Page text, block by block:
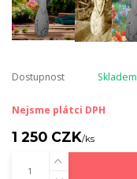
Dostupnost Skladem
Nejsme plátci DPH
1 250 CZK/ks